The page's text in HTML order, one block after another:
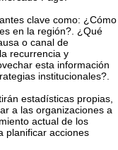
clave como: ¿Cómo
en la región?. ¿Qué
o canal de
recurrencia y
esta información
institucionales?.
estadísticas propias,
a las organizaciones a
actual de los
planificar acciones